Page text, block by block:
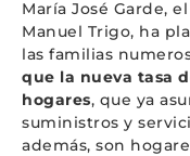
María José Garde,
Manuel Trigo, ha
las familias
que la nueva tasa
hogares, que ya
suministros y
además, son